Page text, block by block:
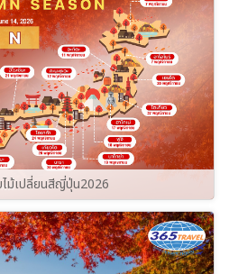
ม้เปลี่ยนสีญี่ปุ่น2026